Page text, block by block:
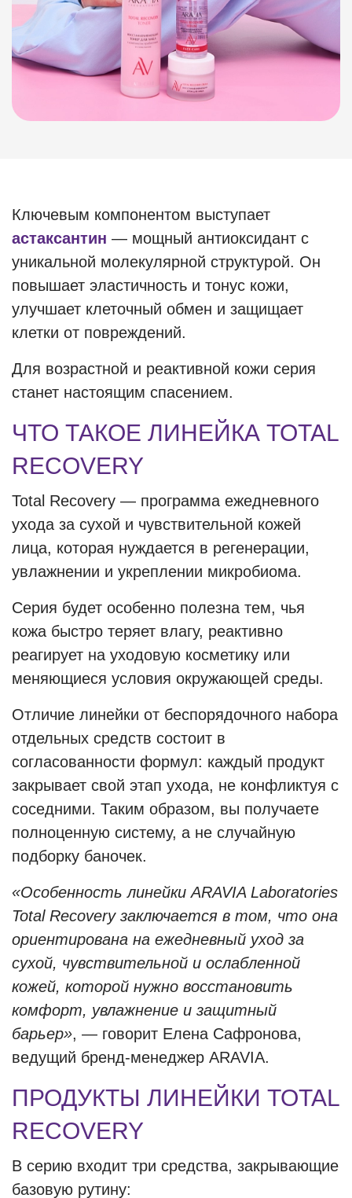
Ключевым компонентом выступает
астаксантин — мощный антиоксидант с
уникальной молекулярной структурой. Он
повышает эластичность и тонус кожи,
улучшает клеточный обмен и защищает
клетки от повреждений.
Для возрастной и реактивной кожи серия
станет настоящим спасением.
ЧТО ТАКОЕ ЛИНЕЙКА TOTAL
RECOVERY
Total Recovery — программа ежедневного
ухода за сухой и чувствительной кожей
лица, которая нуждается в регенерации,
увлажнении и укреплении микробиома.
Серия будет особенно полезна тем, чья
кожа быстро теряет влагу, реактивно
реагирует на уходовую косметику или
меняющиеся условия окружающей среды.
Отличие линейки от беспорядочного набора
отдельных средств состоит в
согласованности формул: каждый продукт
закрывает свой этап ухода, не конфликтуя с
соседними. Таким образом, вы получаете
полноценную систему, а не случайную
подборку баночек.
«Особенность линейки ARAVIA Laboratories
Total Recovery заключается в том, что она
ориентирована на ежедневный уход за
сухой, чувствительной и ослабленной
кожей, которой нужно восстановить
комфорт, увлажнение и защитный
барьер», — говорит Елена Сафронова,
ведущий бренд-менеджер ARAVIA.
ПРОДУКТЫ ЛИНЕЙКИ TOTAL
RECOVERY
В серию входит три средства, закрывающие
базовую рутину: